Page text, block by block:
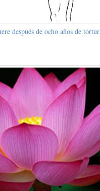
después de ocho años de